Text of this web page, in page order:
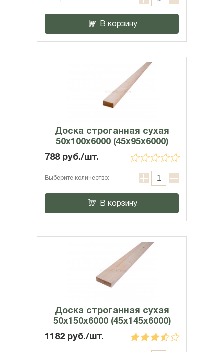
В корзину
Доска строганная сухая
50х100х6000 (45x95x6000)
788 руб./шт.
Выберите количество:
В корзину
Доска строганная сухая
50х150х6000 (45x145x6000)
1182 руб./шт.